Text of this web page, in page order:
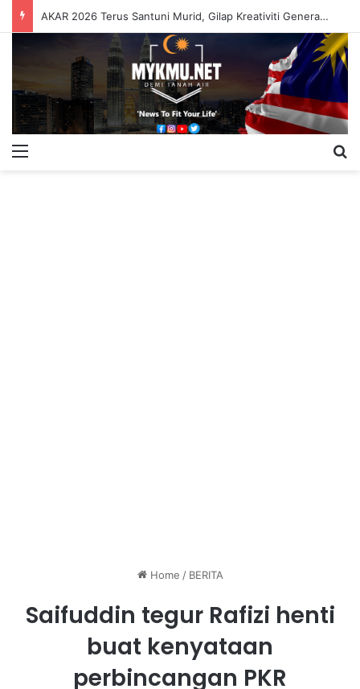
AKAR 2026 Terus Santuni Murid, Gilap Kreativiti Generasi Muda
Home / BERITA
Saifuddin tegur Rafizi henti
buat kenyataan
perbincangan PKR